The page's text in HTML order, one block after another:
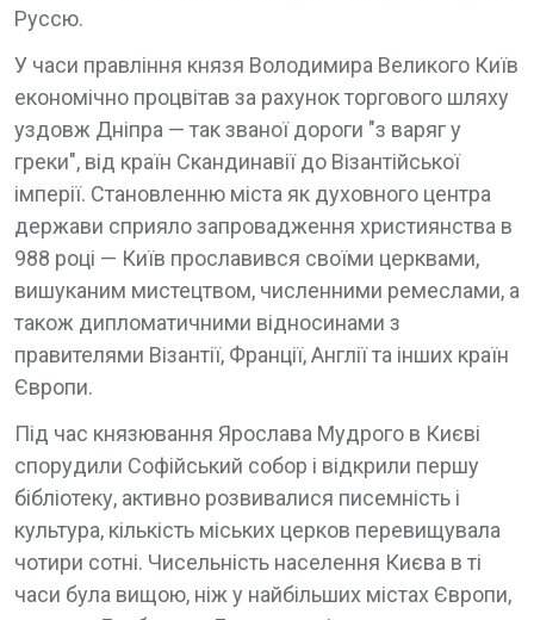
Руссю.
У часи правління князя Володимира Великого Київ
економічно процвітав за рахунок торгового шляху
уздовж Дніпра — так званої дороги "з варяг у
греки", від країн Скандинавії до Візантійської
імперії. Становленню міста як духовного центра
держави сприяло запровадження християнства в
988 році — Київ прославився своїми церквами,
вишуканим мистецтвом, численними ремеслами, а
також дипломатичними відносинами з
правителями Візантії, Франції, Англії та інших країн
Європи.
Під час князювання Ярослава Мудрого в Києві
спорудили Софійський собор і відкрили першу
бібліотеку, активно розвивалися писемність і
культура, кількість міських церков перевищувала
чотири сотні. Чисельність населення Києва в ті
часи була вищою, ніж у найбільших містах Європи,